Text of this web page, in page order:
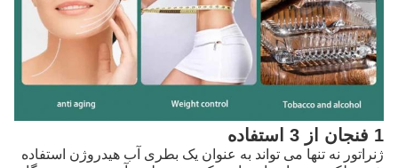
1 فنجان از 3 استفاده
ژنراتور نه تنها می تواند به عنوان یک بطری آب هیدروژن استفاده